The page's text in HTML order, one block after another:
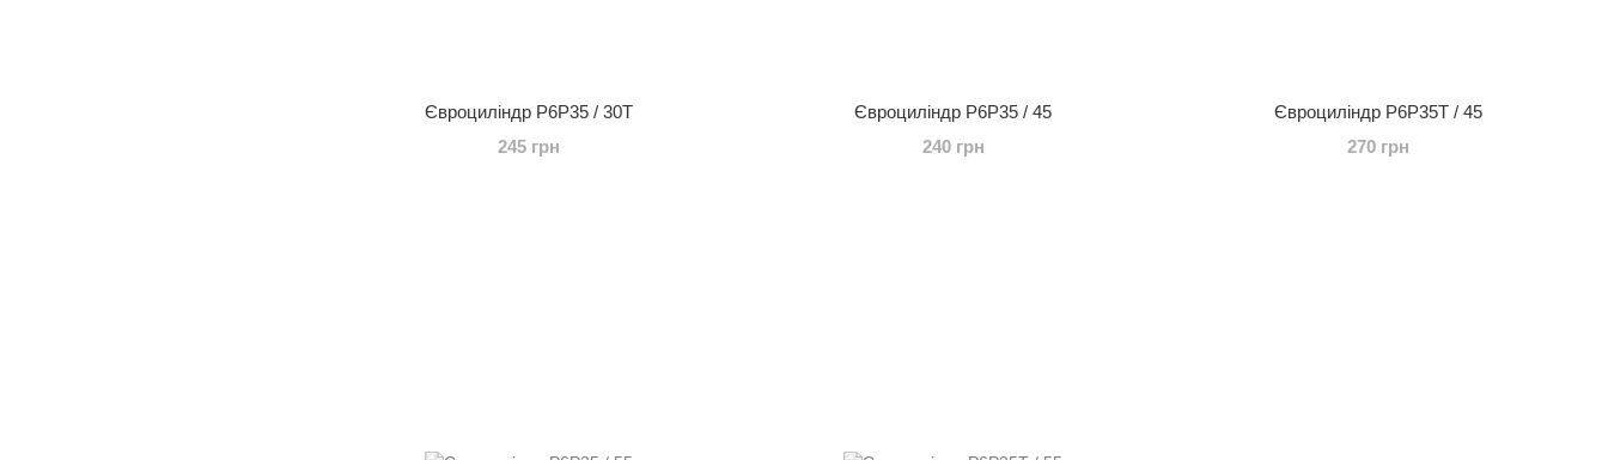
Євроциліндр P6P35 / 30T
245 грн
Євроциліндр P6P35 / 45
240 грн
Євроциліндр P6P35T / 45
270 грн